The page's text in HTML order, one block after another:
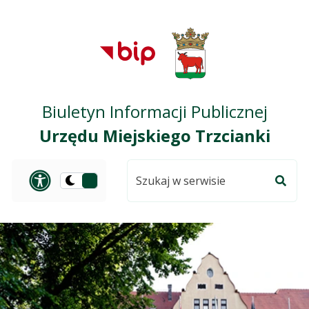
Przejdź do
głównego menu
Przejdź do treści
Przejdź do mapy
serwisu
Biuletyn Informacji Publicznej
Urzędu Miejskiego Trzcianki
Panel dostosowania
Przełącz
ciemną
serwisie